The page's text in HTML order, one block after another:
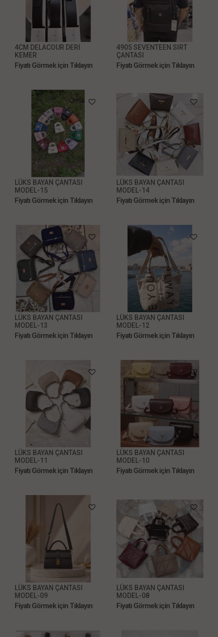
4CM DELACOUR DERİ
KEMER
Fiyatı Görmek için Tıklayın
4905 SEVENTEEN SIRT
ÇANTASI
Fiyatı Görmek için Tıklayın
LÜKS BAYAN ÇANTASI
MODEL-15
Fiyatı Görmek için Tıklayın
LÜKS BAYAN ÇANTASI
MODEL-14
Fiyatı Görmek için Tıklayın
LÜKS BAYAN ÇANTASI
MODEL-13
Fiyatı Görmek için Tıklayın
LÜKS BAYAN ÇANTASI
MODEL-12
Fiyatı Görmek için Tıklayın
LÜKS BAYAN ÇANTASI
MODEL-11
Fiyatı Görmek için Tıklayın
LÜKS BAYAN ÇANTASI
MODEL-10
Fiyatı Görmek için Tıklayın
LÜKS BAYAN ÇANTASI
MODEL-09
Fiyatı Görmek için Tıklayın
LÜKS BAYAN ÇANTASI
MODEL-08
Fiyatı Görmek için Tıklayın